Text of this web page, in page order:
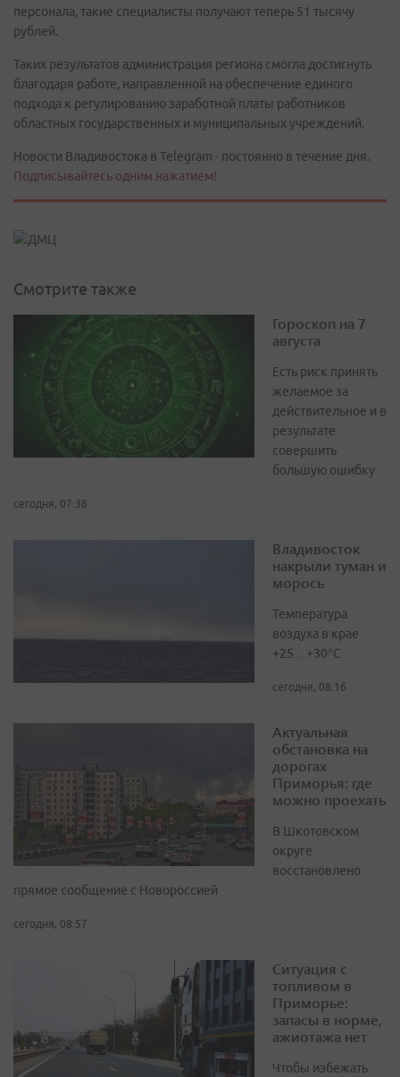
персонала, такие специалисты получают теперь 51 тысячу
рублей.
Таких результатов администрация региона смогла достигнуть
благодаря работе, направленной на обеспечение единого
подхода к регулированию заработной платы работников
областных государственных и муниципальных учреждений.
Новости Владивостока в Telegram - постоянно в течение дня.
Подписывайтесь одним нажатием!
Смотрите также
Гороскоп на 7
августа
Есть риск принять
желаемое за
действительное и в
результате
совершить
большую ошибку
сегодня, 07:38
Владивосток
накрыли туман и
морось
Температура
воздуха в крае
+25…+30°C
сегодня, 08:16
Актуальная
обстановка на
дорогах
Приморья: где
можно проехать
В Шкотовском
округе
восстановлено
прямое сообщение с Новороссией
сегодня, 08:57
Ситуация с
топливом в
Приморье:
запасы в норме,
ажиотажа нет
Чтобы избежать